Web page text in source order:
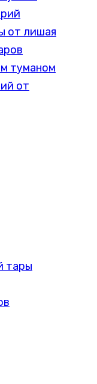
от лишая
туманом
от
тары